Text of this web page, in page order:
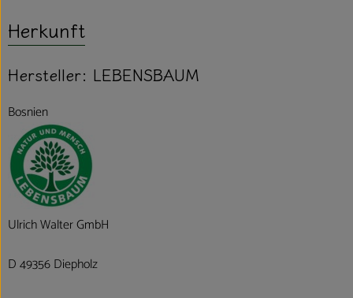
Herkunft
Hersteller: LEBENSBAUM
Bosnien
Ulrich Walter GmbH
D 49356 Diepholz